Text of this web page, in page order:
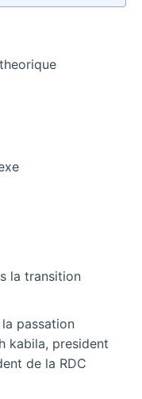
la transition
passation
kabila, president
de la RDC